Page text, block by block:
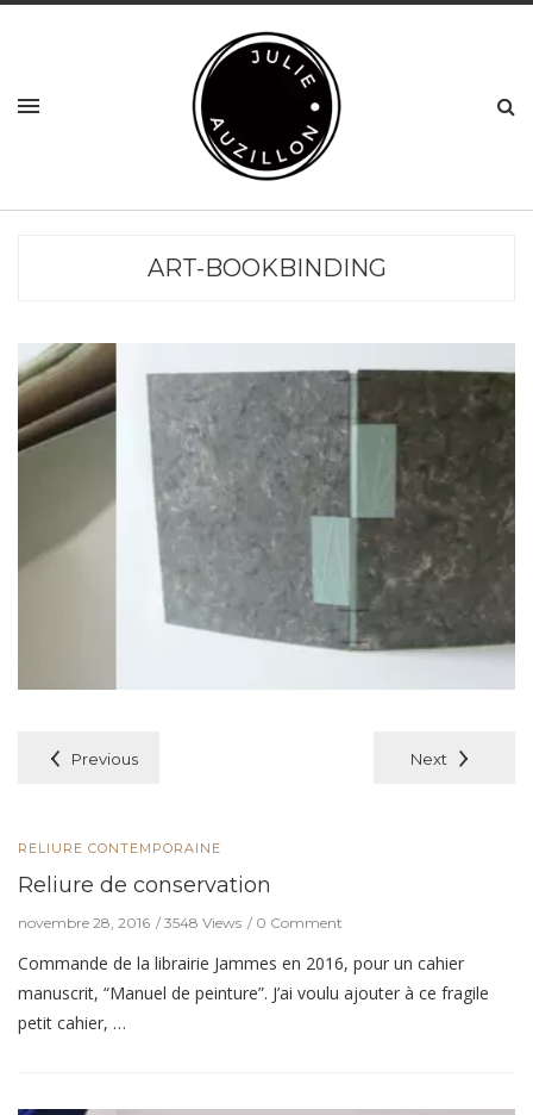
ART-BOOKBINDING
Previous Next
RELIURE CONTEMPORAINE
Reliure de conservation
novembre 28, 2016 3548 Views 0 Comment
Commande de la librairie Jammes en 2016, pour un cahier
manuscrit, “Manuel de peinture”. J’ai voulu ajouter à ce fragile
petit cahier, …